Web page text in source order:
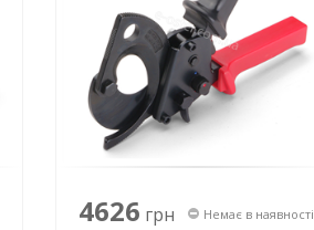
4626 грн Немає в наявності